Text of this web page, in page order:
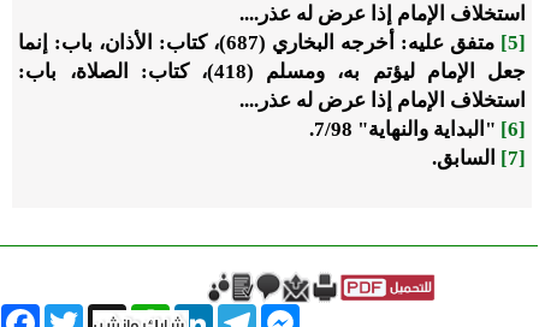
استخلاف الإمام إذا عرض له عذر....
[5]
متفق عليه: أخرجه البخاري (687)، كتاب: الأذان، باب: إنما
جعل الإمام ليؤتم به، ومسلم (418)، كتاب: الصلاة، باب:
استخلاف الإمام إذا عرض له عذر....
[6]
"البداية والنهاية" 7/98.
[7]
السابق.
Twitter X
WhatsAppLinkedInTelegram
Messenger